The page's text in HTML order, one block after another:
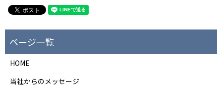
HOME
当社からのメッセージ